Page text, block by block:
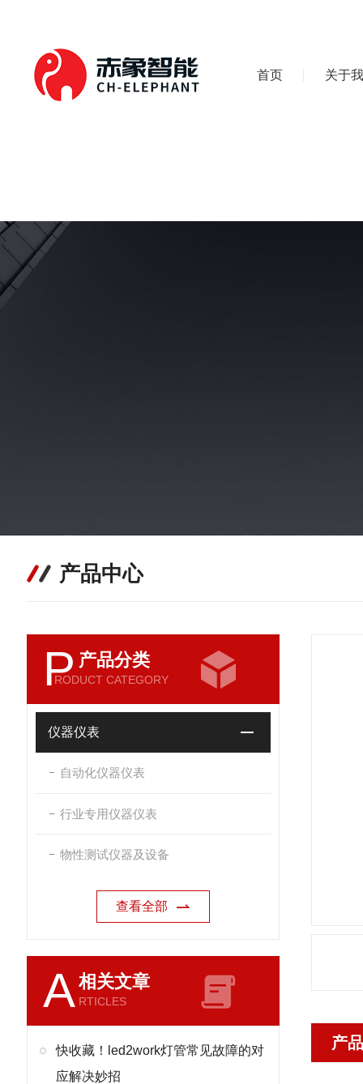
首页 关于
产品中心
P 产品分类
RODUCT CATEGORY
仪器仪表
自动化仪器仪表
行业专用仪器仪表
物性测试仪器及设备
查看全部
A相关文章
RTICLES
快收藏！led2work灯管常见故障的对
应解决妙招
产